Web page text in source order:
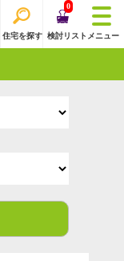
住宅を探す
0
検討リスト メニュー